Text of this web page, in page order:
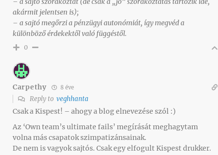
akármit jelentsen is);
– a sajtó megőrzi a pénzügyi autonómiát, így megvéd a
különböző érdekektől való függéstől.
0
Carpethy 8 éve
Reply to veghhanta
Csak a Kispest! – ahogy a blog elnevezése szól :)
Az ‘Own team’s ultimate fails’ megírását meghagytam
volna más csapatok szimpatizánsainak.
De nem is vagyok sajtós. Csak egy elfogult Kispest drukker.